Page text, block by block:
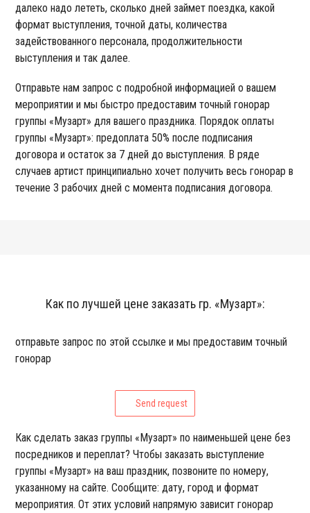
далеко надо лететь, сколько дней займет поездка, какой
формат выступления, точной даты, количества
задействованного персонала, продолжительности
выступления и так далее.
Отправьте нам запрос с подробной информацией о вашем
мероприятии и мы быстро предоставим точный гонорар
группы «Музарт» для вашего праздника. Порядок оплаты
группы «Музарт»: предоплата 50% после подписания
договора и остаток за 7 дней до выступления. В ряде
случаев артист принципиально хочет получить весь гонорар в
течение 3 рабочих дней с момента подписания договора.
Как по лучшей цене заказать гр. «Музарт»:
отправьте запрос по этой ссылке и мы предоставим точный
гонорар
Send request
Как сделать заказ группы «Музарт» по наименьшей цене без
посредников и переплат? Чтобы заказать выступление
группы «Музарт» на ваш праздник, позвоните по номеру,
указанному на сайте. Сообщите: дату, город и формат
мероприятия. От этих условий напрямую зависит гонорар